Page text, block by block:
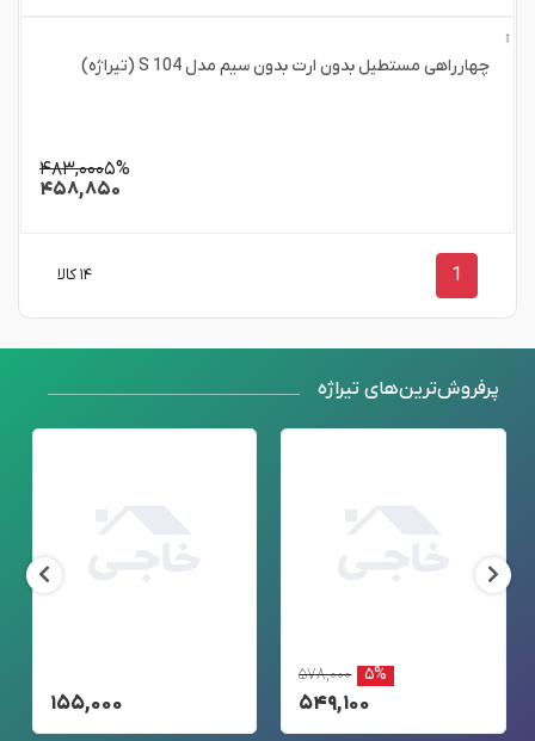
چهارراهی مستطیل بدون ارت بدون سیم مدل S 104 (تیراژه)
۴۸۳,۰۰۰۵%
۴۵۸,۸۵۰
1 ۱۴ کالا
پرفروش‌ترین‌های تیراژه
۵۷۸,۰۰۰ ۵%
۵۴۹,۱۰۰ ۱۵۵,۰۰۰